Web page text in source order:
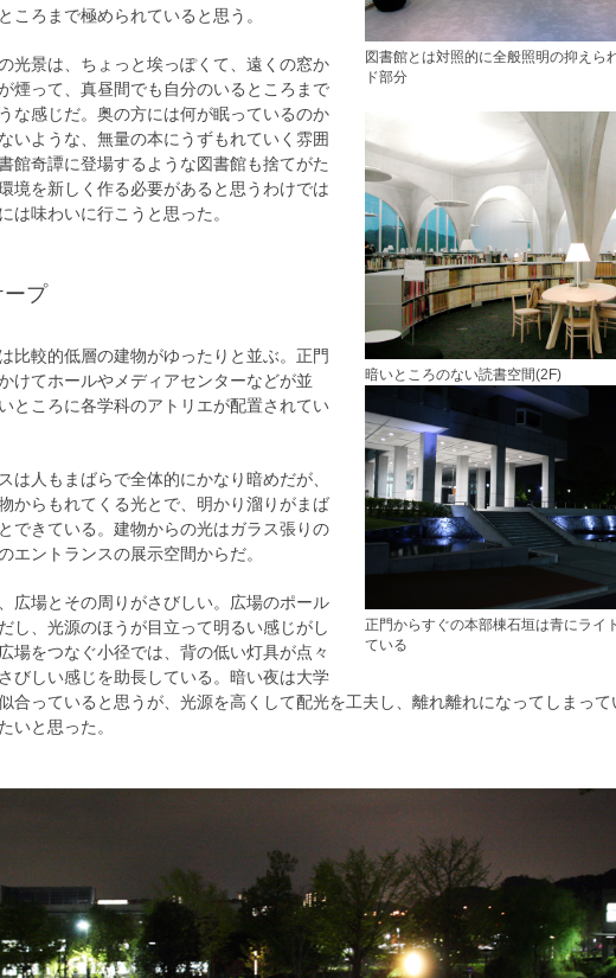
図書館とは対照的に全般照明の抑えら
ド部分
暗いところのない読書空間(2F)
正門からすぐの本部棟石垣は青にライ
ている
ころまで極められていると思う。
光景は、ちょっと埃っぽくて、遠くの窓か
煙って、真昼間でも自分のいるところまで
な感じだ。奥の方には何が眠っているのか
いような、無量の本にうずもれていく雰囲
館奇譚に登場するような図書館も捨てがた
境を新しく作る必要があると思うわけでは
は味わいに行こうと思った。
ープ
比較的低層の建物がゆったりと並ぶ。正門
けてホールやメディアセンターなどが並
ところに各学科のアトリエが配置されてい
は人もまばらで全体的にかなり暗めだが、
からもれてくる光とで、明かり溜りがまば
できている。建物からの光はガラス張りの
エントランスの展示空間からだ。
広場とその周りがさびしい。広場のポール
し、光源のほうが目立って明るい感じがし
場をつなぐ小径では、背の低い灯具が点々
びしい感じを助長している。暗い夜は大学
合っていると思うが、光源を高くして配光を工夫し、離れ離れになってしまって
いと思った。